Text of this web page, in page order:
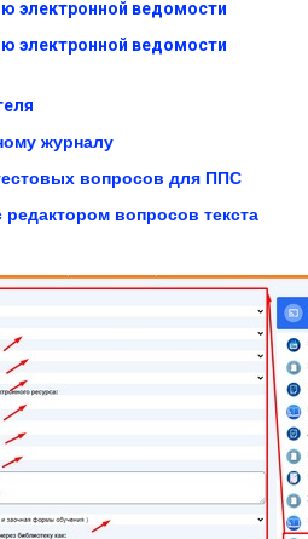
электронной ведомости
электронной ведомости
журналу
вопросов для ППС
вопросов текста